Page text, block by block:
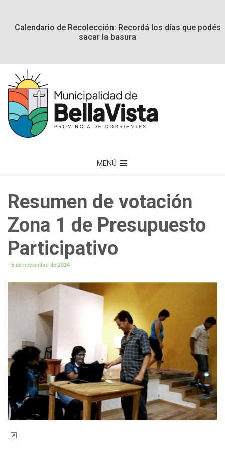
Calendario de Recolección: Recordá los días que podés
sacar la basura
MENÚ
Resumen de votación
Zona 1 de Presupuesto
Participativo
- 5 de noviembre de 2014